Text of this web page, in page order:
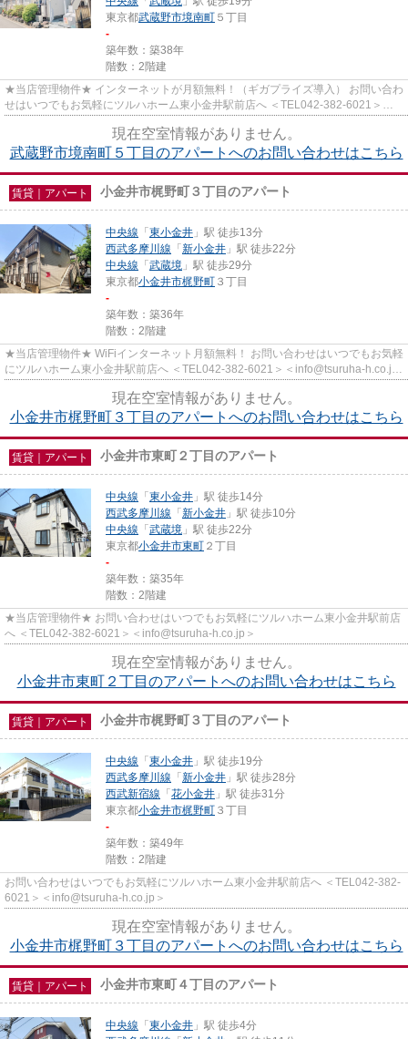
東京都武蔵野市境南町 ５丁目
-
築年数：築38年
階数：2階建
★当店管理物件★ インターネットが月額無料！（ギガプライズ導入） お問い合わ
せはいつでもお気軽にツルハホーム東小金井駅前店へ ＜TEL042-382-6021＞＜
現在空室情報がありません。
武蔵野市境南町５丁目のアパートへのお問い合わせはこちら
賃貸｜アパート 小金井市梶野町３丁目のアパート
中央線 「 東小金井 」駅 徒歩13分
西武多摩川線 「 新小金井 」駅 徒歩22分
中央線 「 武蔵境 」駅 徒歩29分
東京都小金井市梶野町 ３丁目
-
築年数：築36年
階数：2階建
★当店管理物件★ WiFiインターネット月額無料！ お問い合わせはいつでもお気軽
にツルハホーム東小金井駅前店へ ＜TEL042-382-6021＞＜info@tsuruha-h.co.jp
現在空室情報がありません。
小金井市梶野町３丁目のアパートへのお問い合わせはこちら
賃貸｜アパート 小金井市東町２丁目のアパート
中央線 「 東小金井 」駅 徒歩14分
西武多摩川線 「 新小金井 」駅 徒歩10分
中央線 「 武蔵境 」駅 徒歩22分
東京都小金井市東町 ２丁目
-
築年数：築35年
階数：2階建
★当店管理物件★ お問い合わせはいつでもお気軽にツルハホーム東小金井駅前店
へ ＜TEL042-382-6021＞＜info@tsuruha-h.co.jp＞
現在空室情報がありません。
小金井市東町２丁目のアパートへのお問い合わせはこちら
賃貸｜アパート 小金井市梶野町３丁目のアパート
中央線 「 東小金井 」駅 徒歩19分
西武多摩川線 「 新小金井 」駅 徒歩28分
西武新宿線 「 花小金井 」駅 徒歩31分
東京都小金井市梶野町 ３丁目
-
築年数：築49年
階数：2階建
お問い合わせはいつでもお気軽にツルハホーム東小金井駅前店へ ＜TEL042-382-
6021＞＜info@tsuruha-h.co.jp＞
現在空室情報がありません。
小金井市梶野町３丁目のアパートへのお問い合わせはこちら
賃貸｜アパート 小金井市東町４丁目のアパート
中央線 「 東小金井 」駅 徒歩4分